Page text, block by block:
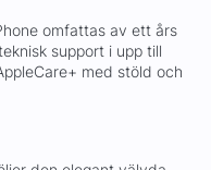
omfattas av ett års
support i upp till
med stöld och